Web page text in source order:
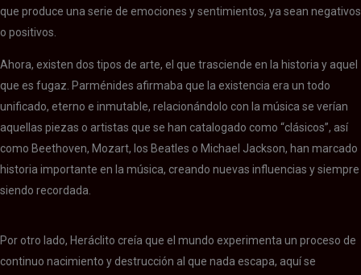
que produce una serie de emociones y sentimientos, ya sean negativos
o positivos.
Ahora, existen dos tipos de arte, el que trasciende en la historia y aquel
que es fugaz. Parménides afirmaba que la existencia era un todo
unificado, eterno e inmutable, relacionándolo con la música se verían
aquellas piezas o artistas que se han catalogado como “clásicos”, así
como Beethoven, Mozart, los Beatles o Michael Jackson, han marcado
historia importante en la música, creando nuevas influencias y siempre
siendo recordada.
Por otro lado, Heráclito creía que el mundo experimenta un proceso de
continuo nacimiento y destrucción al que nada escapa, aquí se